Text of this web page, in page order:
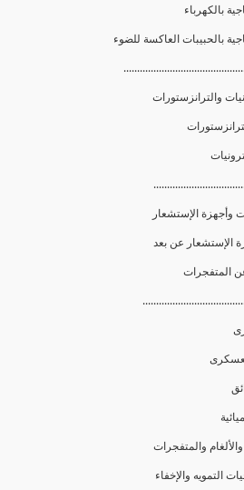
والترانزستورات
وأجهزة الإستشعار